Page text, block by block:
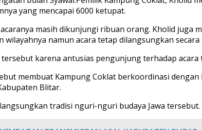
yang mencapai 6000 ketupat.
masih dikunjungi ribuan orang. Kholid juga
namun acara tetap dilangsungkan secara
karena antusias pengunjung terhadap acara
membuat Kampung Coklat berkoordinasi
Blitar.
tradisi nguri-nguri budaya Jawa tersebut.